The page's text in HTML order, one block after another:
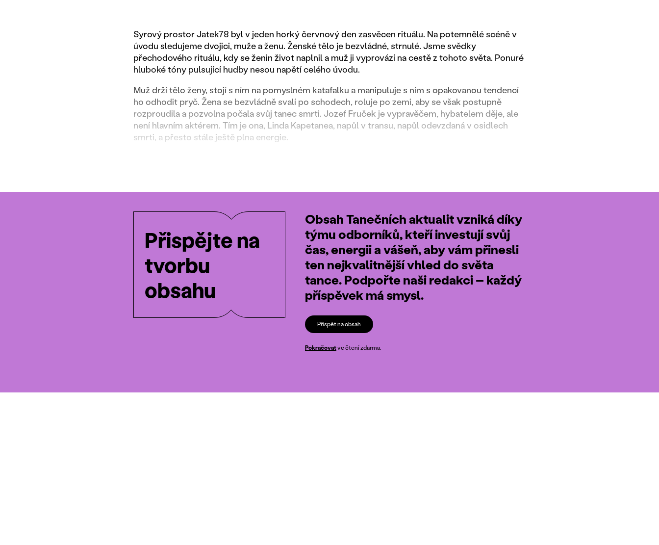
Syrový prostor Jatek78 byl v jeden horký červnový den zasvěcen rituálu. Na potemnělé scéně v
úvodu sledujeme dvojici, muže a ženu. Ženské tělo je bezvládné, strnulé. Jsme svědky
přechodového rituálu, kdy se ženin život naplnil a muž ji vyprovází na cestě z tohoto světa. Ponuré
hluboké tóny pulsující hudby nesou napětí celého úvodu.
Muž drží tělo ženy, stojí s ním na pomyslném katafalku a manipuluje s ním s opakovanou tendencí
ho odhodit pryč. Žena se bezvládně svalí po schodech, roluje po zemi, aby se však postupně
rozproudila a pozvolna počala svůj tanec smrti. Jozef Fruček je vypravěčem, hybatelem děje, ale
není hlavním aktérem. Tím je ona, Linda Kapetanea, napůl v transu, napůl odevzdaná v osidlech
smrti, a přesto stále ještě plna energie.
Přispějte na
tvorbu
obsahu
Obsah Tanečních aktualit vzniká díky
týmu odborníků, kteří investují svůj
čas, energii a vášeň, aby vám přinesli
ten nejkvalitnější vhled do světa
tance. Podpořte naši redakci – každý
příspěvek má smysl.
Přispět na obsah
Pokračovatve čtení zdarma.